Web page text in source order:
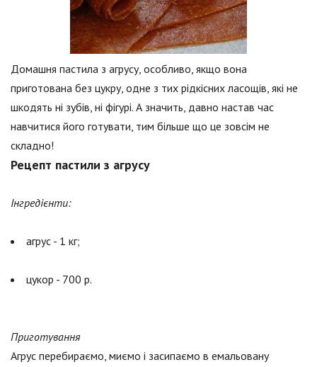
Домашня пастила з агрусу, особливо, якщо вона
приготована без цукру, одне з тих рідкісних ласощів, які не
шкодять ні зубів, ні фігурі. А значить, давно настав час
навчитися його готувати, тим більше що це зовсім не
складно!
Рецепт пастили з агрусу
Інгредієнти:
агрус - 1 кг;
цукор - 700 р.
Приготування
Агрус перебираємо, миємо і засипаємо в емальовану